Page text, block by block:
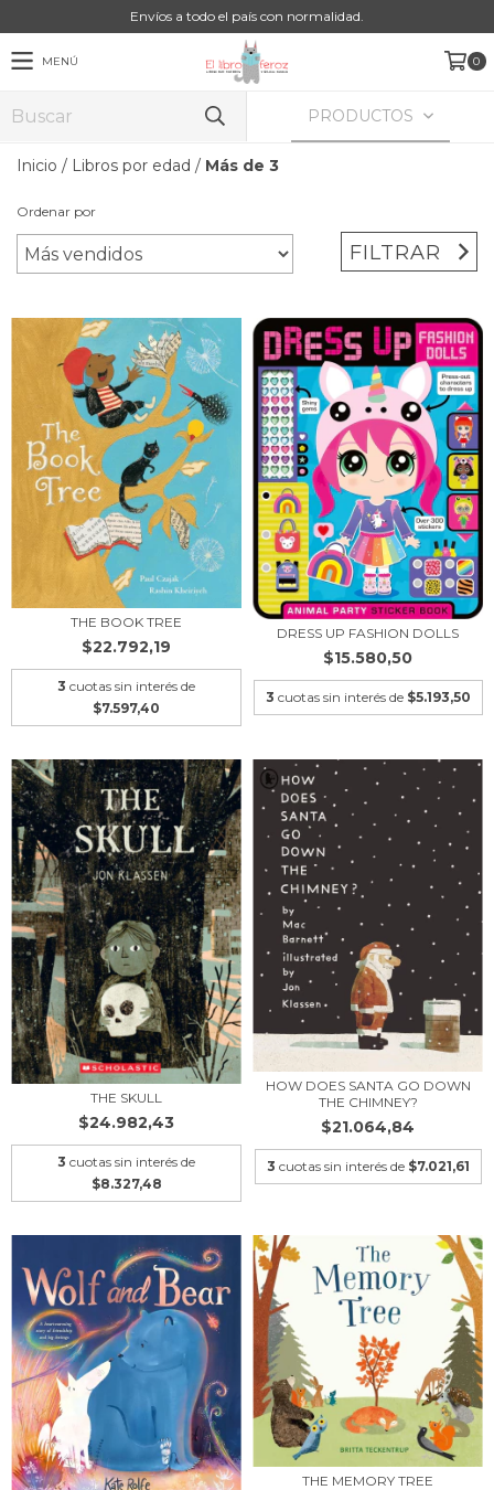
Envíos a todo el país con normalidad.
MENÚ 0
PRODUCTOS
Inicio / Libros por edad / Más de 3
Ordenar por
FILTRAR
THE BOOK TREE
$22.792,19
3 cuotas sin interés de
$7.597,40
DRESS UP FASHION DOLLS
$15.580,50
3 cuotas sin interés de $5.193,50
THE SKULL
$24.982,43
3 cuotas sin interés de
$8.327,48
HOW DOES SANTA GO DOWN
THE CHIMNEY?
$21.064,84
3 cuotas sin interés de $7.021,61
THE MEMORY TREE